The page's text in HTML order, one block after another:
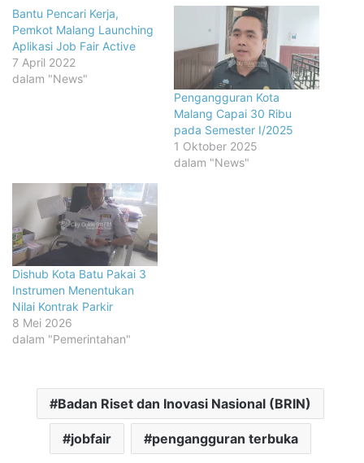
Bantu Pencari Kerja,
Pemkot Malang Launching
Aplikasi Job Fair Active
7 April 2022
dalam "News"
Pengangguran Kota
Malang Capai 30 Ribu
pada Semester I/2025
1 Oktober 2025
dalam "News"
Dishub Kota Batu Pakai 3
Instrumen Menentukan
Nilai Kontrak Parkir
8 Mei 2026
dalam "Pemerintahan"
Badan Riset dan Inovasi Nasional (BRIN)
jobfair pengangguran terbuka